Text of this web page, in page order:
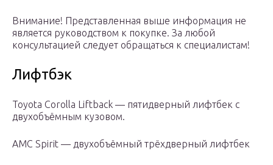
Внимание! Представленная выше информация не
является руководством к покупке. За любой
консультацией следует обращаться к специалистам!
Лифтбэк
Toyota Corolla Liftback — пятидверный лифтбек с
двухобъёмным кузовом.
AMC Spirit — двухобъёмный трёхдверный лифтбек